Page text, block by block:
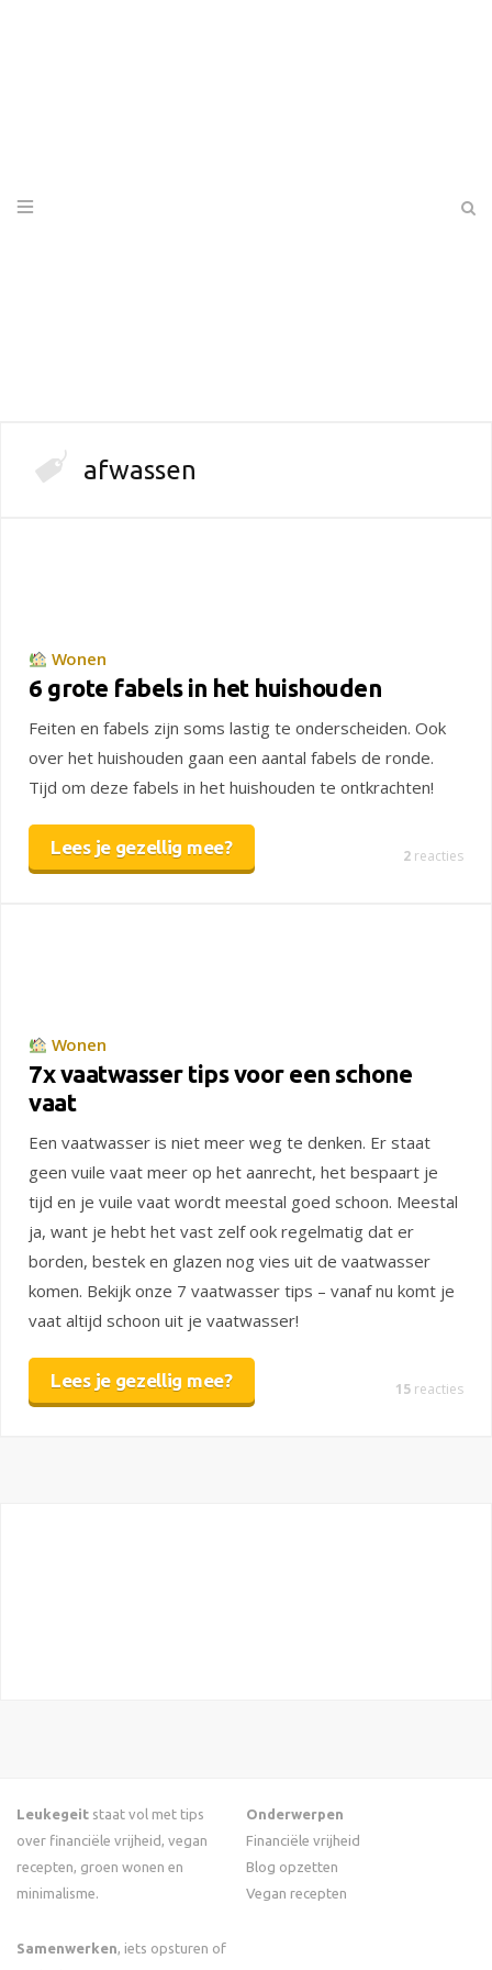
afwassen
Wonen
6 grote fabels in het huishouden
Feiten en fabels zijn soms lastig te onderscheiden. Ook
over het huishouden gaan een aantal fabels de ronde.
Tijd om deze fabels in het huishouden te ontkrachten!
Lees je gezellig mee? 2 reacties
Wonen
7x vaatwasser tips voor een schone
vaat
Een vaatwasser is niet meer weg te denken. Er staat
geen vuile vaat meer op het aanrecht, het bespaart je
tijd en je vuile vaat wordt meestal goed schoon. Meestal
ja, want je hebt het vast zelf ook regelmatig dat er
borden, bestek en glazen nog vies uit de vaatwasser
komen. Bekijk onze 7 vaatwasser tips – vanaf nu komt je
vaat altijd schoon uit je vaatwasser!
Lees je gezellig mee? 15 reacties
Leukegeit staat vol met tips
over financiële vrijheid, vegan
recepten, groen wonen en
minimalisme.
Samenwerken, iets opsturen of
Onderwerpen
Financiële vrijheid
Blog opzetten
Vegan recepten